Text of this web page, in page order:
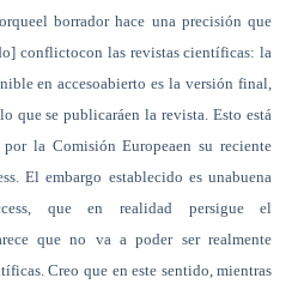
borrador hace una precisión que
conflictocon las revistas científicas: la
en accesoabierto es la versión final,
que se publicaráen la revista. Esto está
la Comisión Europeaen su reciente
El embargo establecido es unabuena
que en realidad persigue el
que no va a poder ser realmente
Creo que en este sentido, mientras